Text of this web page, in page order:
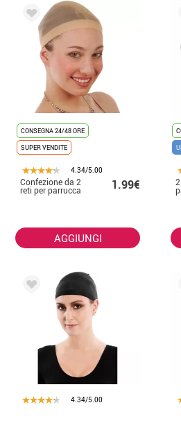
CONSEGNA 24/48 ORE
SUPER VENDITE
4.34/5.00
Confezione da 2
reti per parrucca 1.99€
AGGIUNGI
4.34/5.00